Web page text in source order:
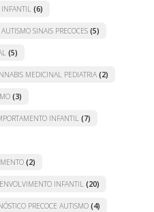
INFANTIL (6)
AUTISMO SINAIS PRECOCES (5)
(5)
MEDICINAL PEDIATRIA (2)
(3)
INFANTIL (7)
(2)
INFANTIL (20)
PRECOCE AUTISMO (4)